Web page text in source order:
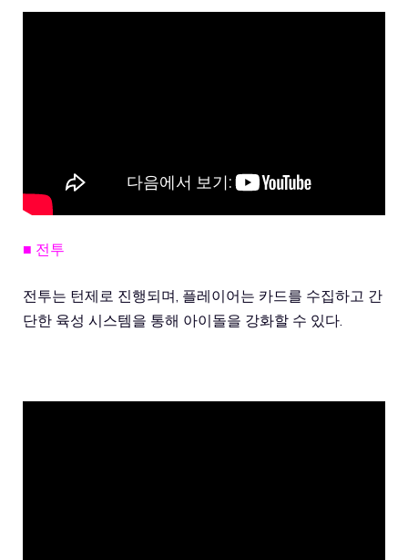
■ 전투
전투는 턴제로 진행되며, 플레이어는 카드를 수집하고 간
단한 육성 시스템을 통해 아이돌을 강화할 수 있다.